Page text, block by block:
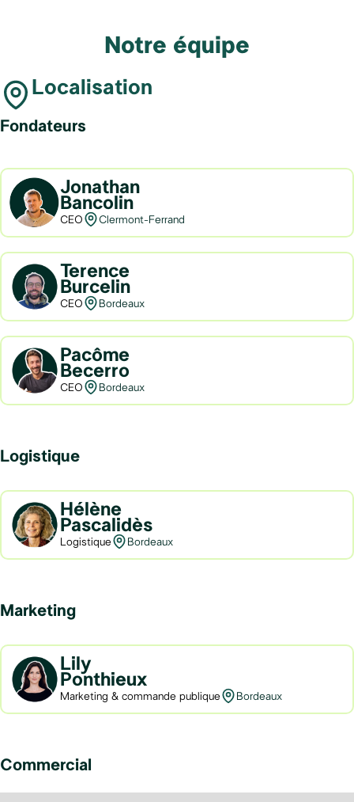
Notre équipe
Localisation
Fondateurs
Jonathan
Bancolin
CEO Clermont-Ferrand
Terence
Burcelin
CEO Bordeaux
Pacôme
Becerro
CEO Bordeaux
Logistique
Hélène
Pascalidès
Logistique Bordeaux
Marketing
Lily
Ponthieux
Marketing & commande publique Bordeaux
Commercial